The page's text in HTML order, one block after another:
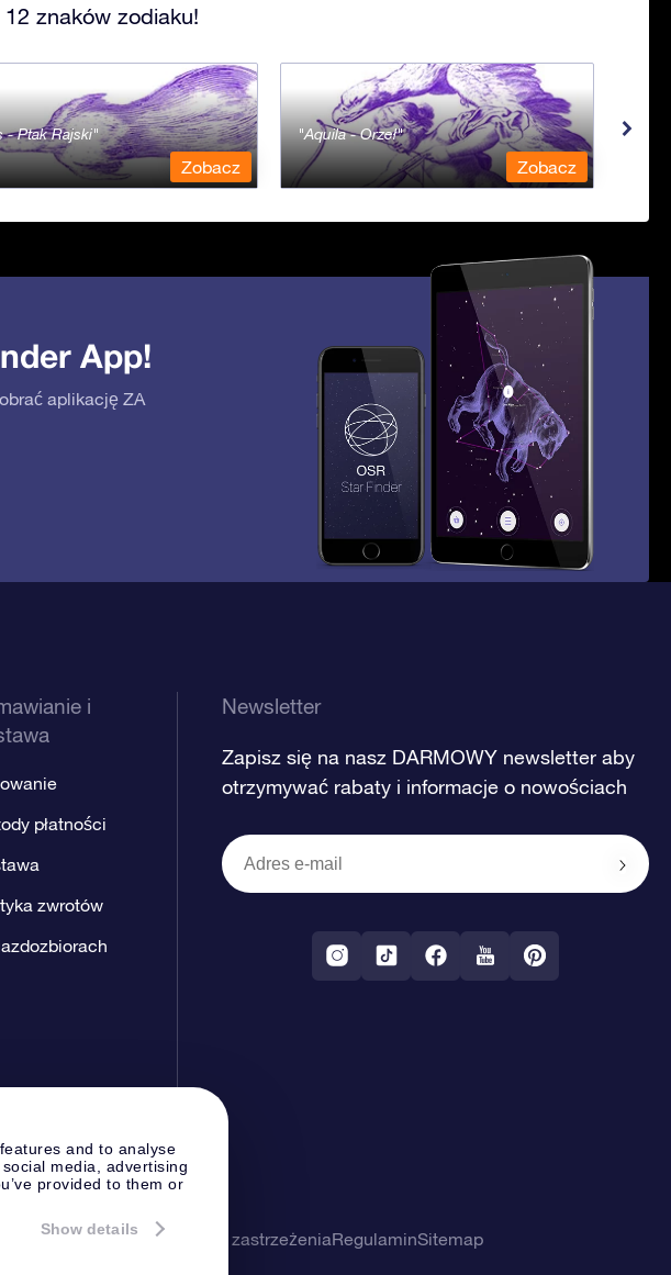
and to analyse
media, advertising
provided to them or
Show details
znaków zodiaku!
- Ptak Rajski
Zobacz
Aquila - Orzeł
Zobacz
App!
aplikację ZA
i
płatności
zwrotów
Newsletter
Zapisz się na nasz DARMOWY newsletter aby
otrzymywać rabaty i informacje o nowościach
Polityka prywatności i zastrzeżeniaRegulaminSitemap